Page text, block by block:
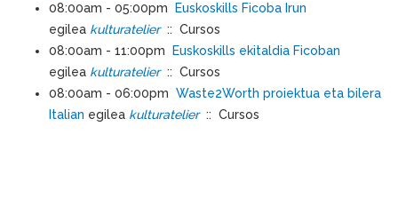
08:00am - 05:00pm
Euskoskills Ficoba Irun
egilea kulturatelier:: Cursos
08:00am - 11:00pm
Euskoskills ekitaldia Ficoban
egilea kulturatelier:: Cursos
08:00am - 06:00pm Waste2Worth proiektua eta bilera
Italian egilea kulturatelier:: Cursos